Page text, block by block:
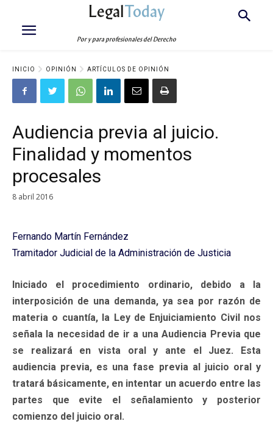
LegalToday
Por y para profesionales del Derecho
INICIO OPINIÓN ARTÍCULOS DE OPINIÓN
Audiencia previa al juicio.
Finalidad y momentos
procesales
8 abril 2016
Fernando Martín Fernández
Tramitador Judicial de la Administración de Justicia
Iniciado el procedimiento ordinario, debido a la
interposición de una demanda, ya sea por razón de
materia o cuantía, la Ley de Enjuiciamiento Civil nos
señala la necesidad de ir a una Audiencia Previa que
se realizará en vista oral y ante el Juez. Esta
audiencia previa, es una fase previa al juicio oral y
tratará básicamente, en intentar un acuerdo entre las
partes que evite el señalamiento y posterior
comienzo del juicio oral.